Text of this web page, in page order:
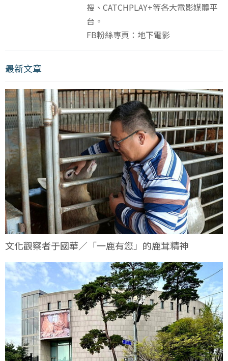
搜、CATCHPLAY+等各大電影媒體平
台。
FB粉絲專頁：地下電影
最新文章
文化觀察者于國華／「一鹿有您」的鹿茸精神